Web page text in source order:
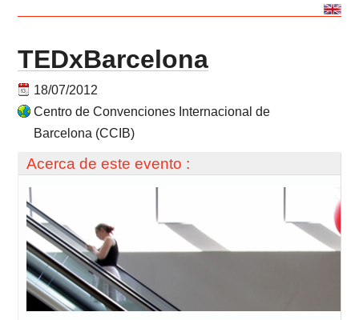
TEDxBarcelona
18/07/2012
Centro de Convenciones Internacional de
Barcelona (CCIB)
Acerca de este evento :